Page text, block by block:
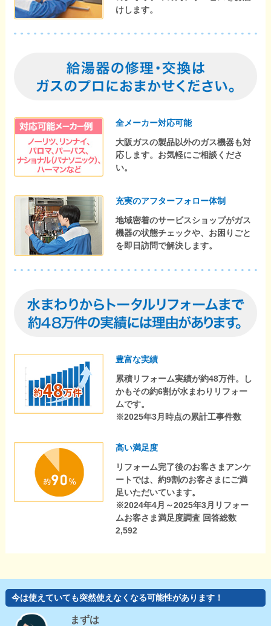
けします。
全メーカー対応可能
大阪ガスの製品以外のガス機器も対
応します。お気軽にご相談くださ
い。
充実のアフターフォロー体制
地域密着のサービスショップがガス
機器の状態チェックや、お困りごと
を即日訪問で解決します。
豊富な実績
累積リフォーム実績が約48万件。し
かもその約6割が水まわりリフォー
ムです。
※2025年3月時点の累計工事件数
高い満足度
リフォーム完了後のお客さまアンケ
ートでは、約9割のお客さまにご満
足いただいています。
※2024年4月～2025年3月リフォー
ムお客さま満足度調査 回答総数
2,592
今は使えていても突然使えなくなる可能性があります！
まずは